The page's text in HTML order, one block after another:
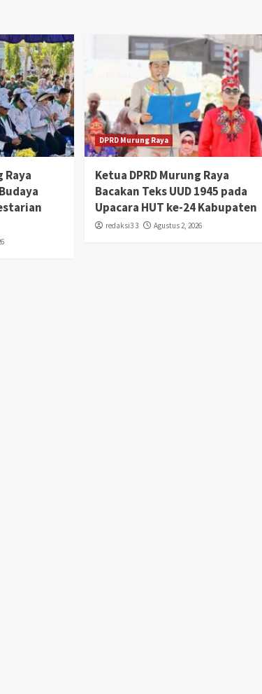
Raya
DPRD Murung Raya
Ketua DPRD Murung Raya
Bacakan Teks UUD 1945 pada
Upacara HUT ke-24 Kabupaten
redaksi3 3 Agustus 2, 2026